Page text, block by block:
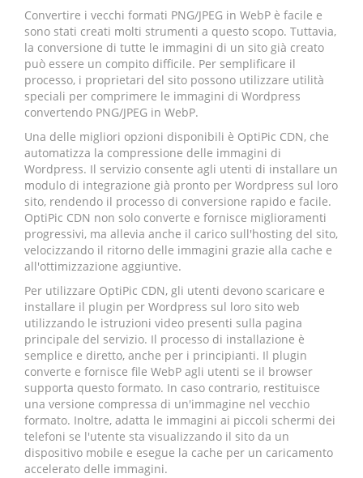
Convertire i vecchi formati PNG/JPEG in WebP è facile e
sono stati creati molti strumenti a questo scopo. Tuttavia,
la conversione di tutte le immagini di un sito già creato
può essere un compito difficile. Per semplificare il
processo, i proprietari del sito possono utilizzare utilità
speciali per comprimere le immagini di Wordpress
convertendo PNG/JPEG in WebP.
Una delle migliori opzioni disponibili è OptiPic CDN, che
automatizza la compressione delle immagini di
Wordpress. Il servizio consente agli utenti di installare un
modulo di integrazione già pronto per Wordpress sul loro
sito, rendendo il processo di conversione rapido e facile.
OptiPic CDN non solo converte e fornisce miglioramenti
progressivi, ma allevia anche il carico sull'hosting del sito,
velocizzando il ritorno delle immagini grazie alla cache e
all'ottimizzazione aggiuntive.
Per utilizzare OptiPic CDN, gli utenti devono scaricare e
installare il plugin per Wordpress sul loro sito web
utilizzando le istruzioni video presenti sulla pagina
principale del servizio. Il processo di installazione è
semplice e diretto, anche per i principianti. Il plugin
converte e fornisce file WebP agli utenti se il browser
supporta questo formato. In caso contrario, restituisce
una versione compressa di un'immagine nel vecchio
formato. Inoltre, adatta le immagini ai piccoli schermi dei
telefoni se l'utente sta visualizzando il sito da un
dispositivo mobile e esegue la cache per un caricamento
accelerato delle immagini.